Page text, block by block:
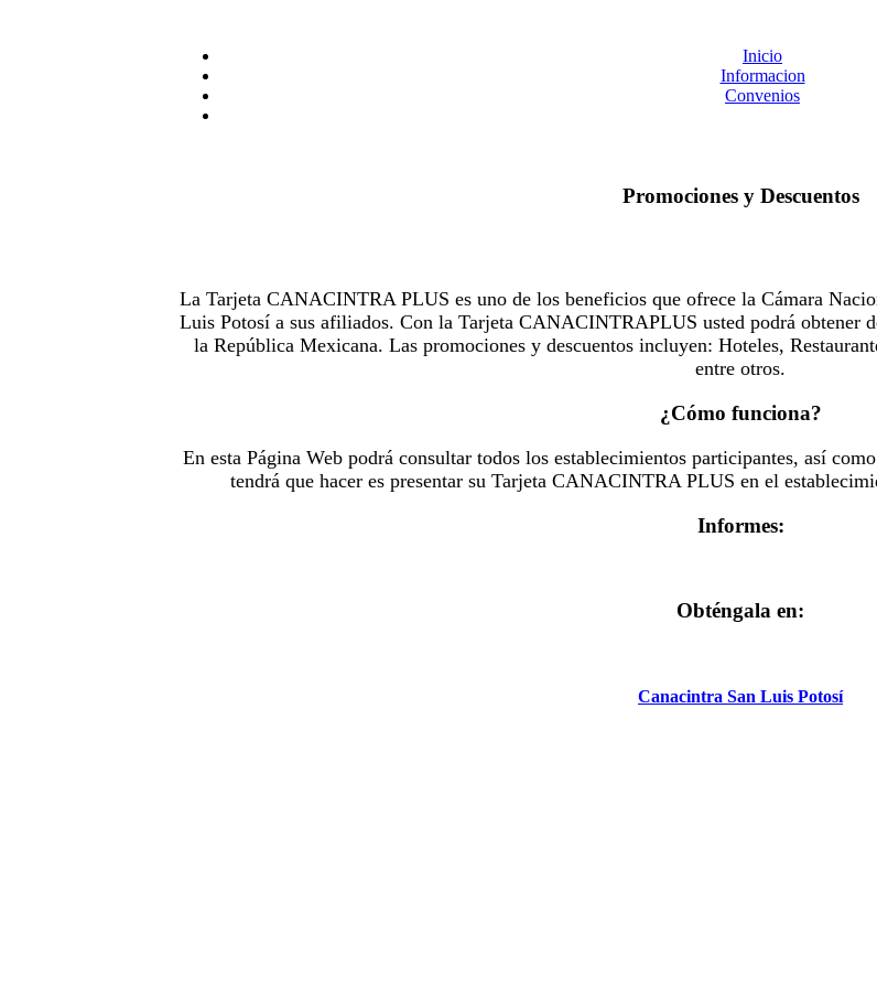
Inicio
Informacion
Convenios
Promociones y Descuentos
La Tarjeta CANACINTRA PLUS es uno de los beneficios que ofrece la Cámara
Luis Potosí a sus afiliados. Con la Tarjeta CANACINTRAPLUS usted podrá obtener
la República Mexicana. Las promociones y descuentos incluyen: Hoteles,
entre otros.
¿Cómo funciona?
En esta Página Web podrá consultar todos los establecimientos participantes, así
tendrá que hacer es presentar su Tarjeta CANACINTRA PLUS en el
Informes:
Obténgala en:
Canacintra San Luis Potosí